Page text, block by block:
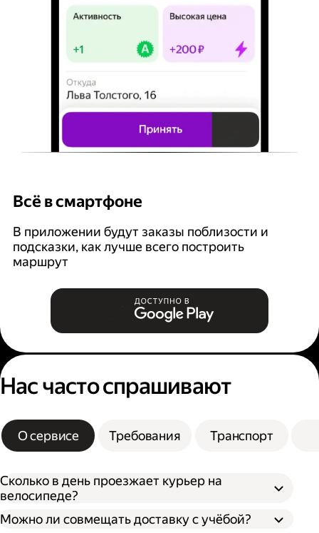
Всё в смартфоне
В приложении будут заказы поблизости и
подсказки, как лучше всего построить
маршрут
Нас часто спрашивают
О сервисе Требования Транспорт
Сколько в день проезжает курьер на
велосипеде?
Можно ли совмещать доставку с учёбой?